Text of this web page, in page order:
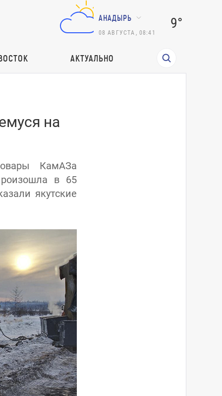
АНАДЫРЬ
08 АВГУСТА 08:41
9°
АКТУАЛЬНО
на
КамАЗа
в 65
якутские